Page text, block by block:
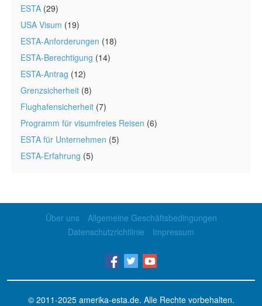
ESTA (29)
USA Visum (19)
ESTA-Anforderungen (18)
ESTA-Berechtigung (14)
ESTA-Antrag (12)
Grenzsicherheit (8)
Flughafensicherheit (7)
Programm für visumfreies Reisen (6)
ESTA für Unternehmen (5)
ESTA-Erfahrung (5)
Über uns
Allgemeine Geschäftsbedingungen
Datenschutzrichtlinie
Impressum
© 2011-2025 amerika-esta.de. Alle Rechte vorbehalten.